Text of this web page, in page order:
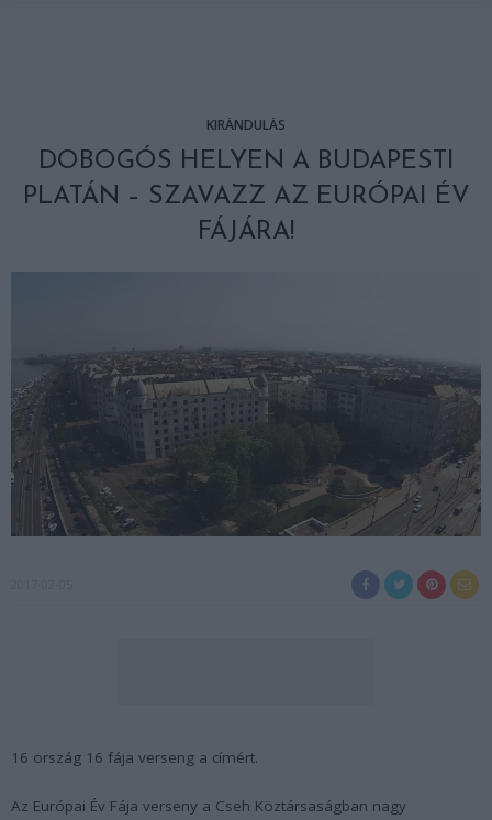
KIRÁNDULÁS
DOBOGÓS HELYEN A BUDAPESTI
PLATÁN – SZAVAZZ AZ EURÓPAI ÉV
FÁJÁRA!
16 ország 16 fája verseng a címért.
Az Európai Év Fája verseny a Cseh Köztársaságban nagy